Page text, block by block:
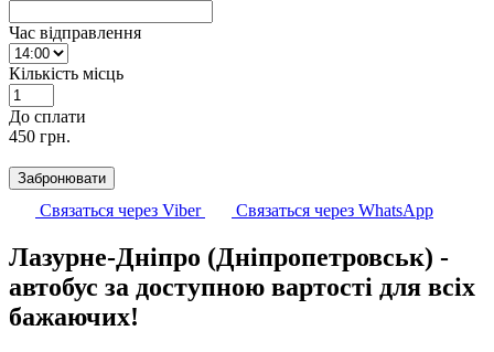
Час відправлення
Кількість місць
До cплати
450 грн.
Забронювати
Связаться через Viber Связаться через WhatsApp
Лазурне-Дніпро (Дніпропетровськ) -
автобус за доступною вартості для всіх
бажаючих!